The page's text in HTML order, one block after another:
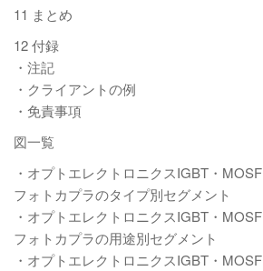
11 まとめ
12 付録
・注記
・クライアントの例
・免責事項
図一覧
・オプトエレクトロニクスIGBT・
フォトカプラのタイプ別セグメント
・オプトエレクトロニクスIGBT・
フォトカプラの用途別セグメント
・オプトエレクトロニクスIGBT・